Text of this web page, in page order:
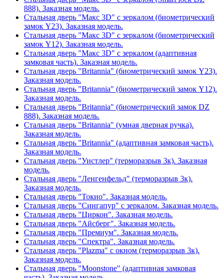
888). Заказная модель.
Стальная дверь "Макс 3D" с зеркалом (биометрический
замок Y23). Заказная модель.
Стальная дверь "Макс 3D" с зеркалом (биометрический
замок Y12). Заказная модель.
Стальная дверь "Макс 3D" с зеркалом (адаптивная
замковая часть). Заказная модель.
Стальная дверь "Britannia" (биометрический замок Y23).
Заказная модель.
Стальная дверь "Britannia" (биометрический замок Y12).
Заказная модель.
Стальная дверь "Britannia" (биометрический замок DZ
888). Заказная модель.
Стальная дверь "Britannia" (умная дверная ручка).
Заказная модель.
Стальная дверь "Britannia" (адаптивная замковая часть).
Заказная модель.
Стальная дверь "Уистлер" (терморазрыв 3к). Заказная
модель.
Стальная дверь "Ленгенфельд" (терморазрыв 3к).
Заказная модель.
Стальная дверь "Токио". Заказная модель.
Стальная дверь "Сингапур" с зеркалом. Заказная модель.
Стальная дверь "Циркон". Заказная модель.
Стальная дверь "Айсберг". Заказная модель.
Стальная дверь "Премиум". Заказная модель.
Стальная дверь "Спектра". Заказная модель.
Стальная дверь "Plazma" с окном (терморазрыв 3к).
Заказная модель.
Стальная дверь "Moonstone" (адаптивная замковая